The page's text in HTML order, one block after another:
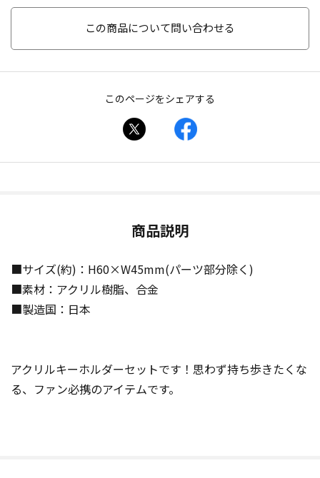
この商品について問い合わせる
このページをシェアする
商品説明
■サイズ(約)：H60×W45mm(パーツ部分除く)
■素材：アクリル樹脂、合金
■製造国：日本
アクリルキーホルダーセットです！思わず持ち歩きたくな
る、ファン必携のアイテムです。